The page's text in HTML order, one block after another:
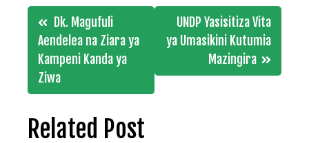
Post
navigation
Dk. Magufuli
Aendelea na Ziara ya
Kampeni Kanda ya
Ziwa
UNDP Yasisitiza Vita
ya Umasikini Kutumia
Mazingira
Related Post